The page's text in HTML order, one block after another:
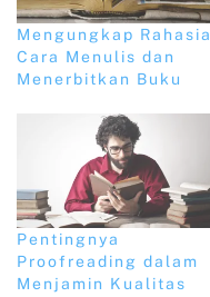
Mengungkap Rahasia
Cara Menulis dan
Menerbitkan Buku
Pentingnya
Proofreading dalam
Menjamin Kualitas